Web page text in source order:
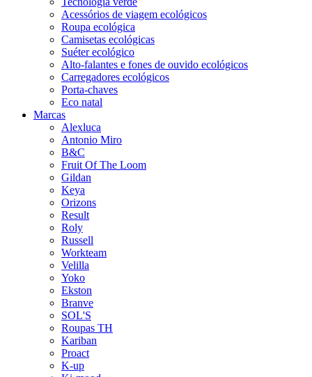
Acessórios de viagem ecológicos
Roupa ecológica
Camisetas ecológicas
Suéter ecológico
Alto-falantes e fones de ouvido ecológicos
Carregadores ecológicos
Porta-chaves
Eco natal
Marcas
Alexluca
Antonio Miro
B&C
Fruit Of The Loom
Gildan
Keya
Orizons
Result
Roly
Russell
Workteam
Velilla
Yoko
Ekston
Branve
SOL'S
Roupas TH
Kariban
Proact
K-up